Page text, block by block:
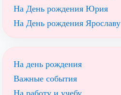
На День рождения Юрия
На День рождения Ярославу
На день рождения
Важные события